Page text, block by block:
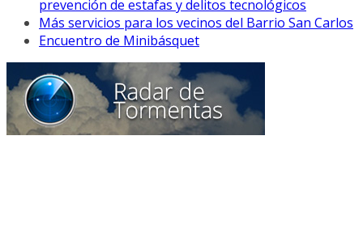
prevención de estafas y delitos tecnológicos
Más servicios para los vecinos del Barrio San Carlos
Encuentro de Minibásquet